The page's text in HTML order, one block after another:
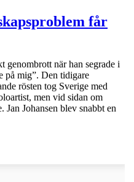
får
genombrott när han segrade i
på mig”. Den tidigare
rösten tog Sverige med
men vid sidan om
Johansen blev snabbt en